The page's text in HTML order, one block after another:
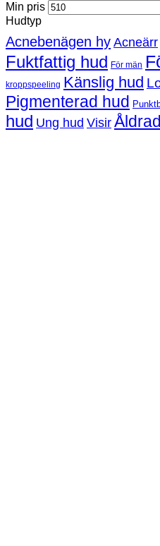
Min pris
Hudtyp
Acnebenägen hy Acneärr
Fuktfattig hud För män
kroppspeeling Känslig hud
Pigmenterad hud
hud Ung hud Visir